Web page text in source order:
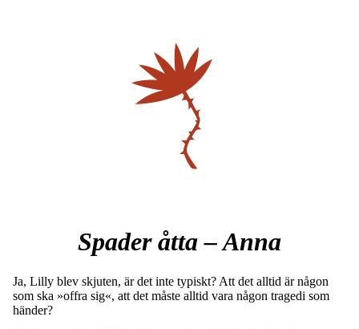
Spader åtta – Anna
Ja, Lilly blev skjuten, är det inte typiskt? Att det alltid är någon
som ska »offra sig«, att det måste alltid vara någon tragedi som
händer?